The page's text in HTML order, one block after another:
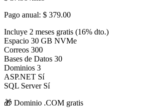
Pago anual: $ 379.00
Incluye 2 meses gratis (16% dto.)
Espacio 30 GB NVMe
Correos 300
Bases de Datos 30
Dominios 3
ASP.NET Sí
SQL Server Sí
🎁 Dominio .COM gratis